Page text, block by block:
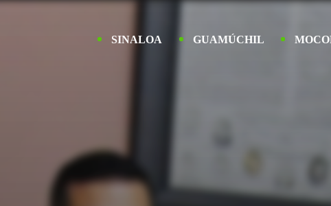
SINALOA GUAMÚCHIL